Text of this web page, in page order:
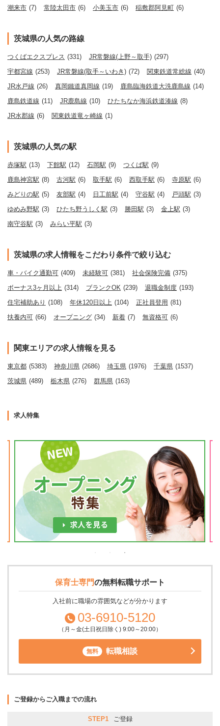
潮来市 (7) 常陸太田市 (6) 小美玉市 (6) 稲敷郡阿見町 (6)
茨城県の人気の路線
つくばエクスプレス (331) JR常磐線(上野～取手) (297)
宇都宮線 (253) JR常磐線(取手～いわき) (72) 関東鉄道常総線 (40)
JR水戸線 (26) 真岡鐵道真岡線 (19) 鹿島臨海鉄道大洗鹿島線 (14)
鹿島鉄道線 (11) JR鹿島線 (10) ひたちなか海浜鉄道湊線 (8)
JR水郡線 (6) 関東鉄道竜ヶ崎線 (1)
茨城県の人気の駅
赤塚駅 (13) 下館駅 (12) 石岡駅 (9) つくば駅 (9)
鹿島神宮駅 (8) 古河駅 (6) 取手駅 (6) 西取手駅 (6) 寺原駅 (6)
みどりの駅 (5) 友部駅 (4) 日工前駅 (4) 守谷駅 (4) 戸頭駅 (3)
ゆめみ野駅 (3) ひたち野うしく駅 (3) 勝田駅 (3) 金上駅 (3)
南守谷駅 (3) みらい平駅 (3)
茨城県の求人情報をこだわり条件で絞り込む
車・バイク通勤可 (409) 未経験可 (381) 社会保険完備 (375)
ボーナス3ヶ月以上 (314) ブランクOK (239) 退職金制度 (193)
住宅補助あり (108) 年休120日以上 (104) 正社員登用 (81)
扶養内可 (66) オープニング (34) 新着 (7) 無資格可 (6)
関東エリアの求人情報を見る
東京都 (5383) 神奈川県 (2686) 埼玉県 (1976) 千葉県 (1537)
茨城県 (489) 栃木県 (276) 群馬県 (163)
求人特集
保育士専門の無料転職サポート
入社前に職場の雰囲気などが分かります
03-6910-5120
（月～金(土日祝日除く) 9:00～20:00）
無料 転職相談
ご登録からご入職までの流れ
STEP1 ご登録